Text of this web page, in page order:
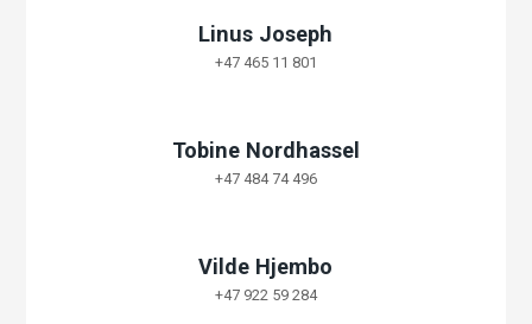
Linus Joseph
+47 465 11 801
Tobine Nordhassel
+47 484 74 496
Vilde Hjembo
+47 922 59 284